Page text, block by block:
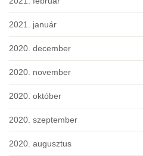
2021. január
2020. december
2020. november
2020. október
2020. szeptember
2020. augusztus